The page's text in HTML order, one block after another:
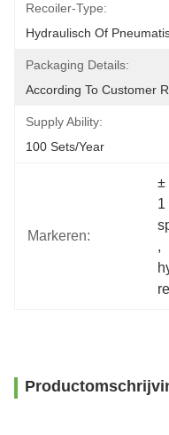
Recoiler-Type:
Hydraulisch Of
Packaging Details:
According To Customer
Supply Ability:
100 Sets/year
Markeren:
±
1
,